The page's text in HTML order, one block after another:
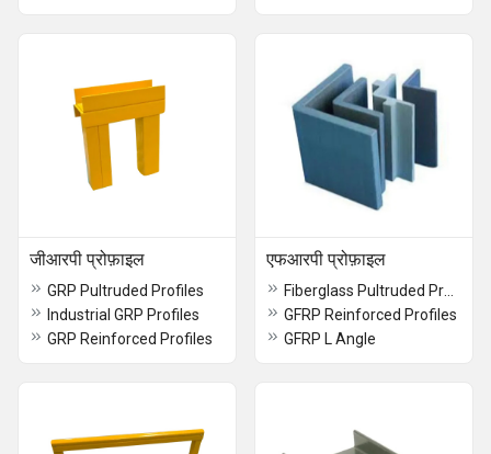
जीआरपी प्रोफ़ाइल
GRP Pultruded Profiles
Industrial GRP Profiles
GRP Reinforced Profiles
एफआरपी प्रोफ़ाइल
GFRP Reinforced Profiles
GFRP L Angle